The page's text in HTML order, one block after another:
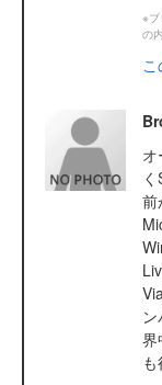
※プ
の
前
界
も